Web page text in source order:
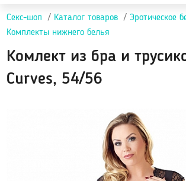
Вакуум-волновые стимуляторы клитора
Реалистичные
Классические вибраторы
Стимулятор точки G
Секс-шоп Каталог товаров
Эротическое
Комплекты нижнего белья
Комлект из бра и
Curves, 54/56